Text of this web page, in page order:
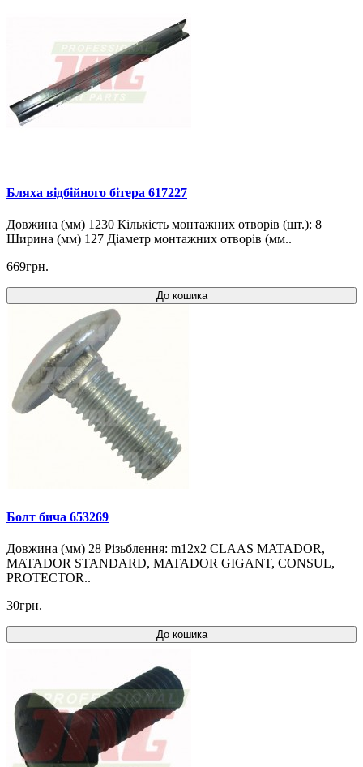
Бляха відбійного бітера 617227
Довжина (мм) 1230 Кількість монтажних отворів (шт.): 8
Ширина (мм) 127 Діаметр монтажних отворів (мм..
669грн.
До кошика
Болт бича 653269
Довжина (мм) 28 Різьблення: m12x2 CLAAS MATADOR,
MATADOR STANDARD, MATADOR GIGANT, CONSUL,
PROTECTOR..
30грн.
До кошика